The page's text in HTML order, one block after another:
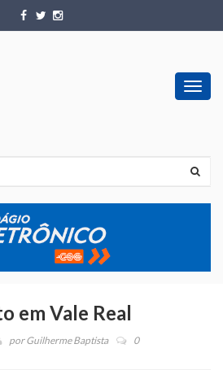
em Vale Real
porGuilherme Baptista 0